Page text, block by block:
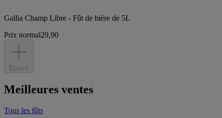
Gallia Champ Libre - Fût de bière de 5L
Prix normal29,90
Épuisé
Meilleures ventes
Tous les fûts